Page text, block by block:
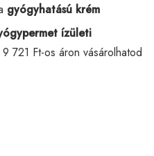
gyógyhatású krém
ízületi
721 Ft-os áron vásárolhatod